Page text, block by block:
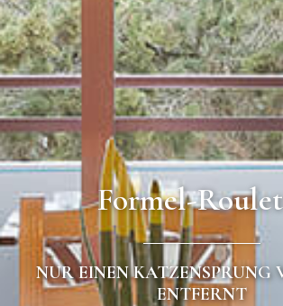
Formel-
NUR EINEN KATZENSPRUNG
ENTFERNT